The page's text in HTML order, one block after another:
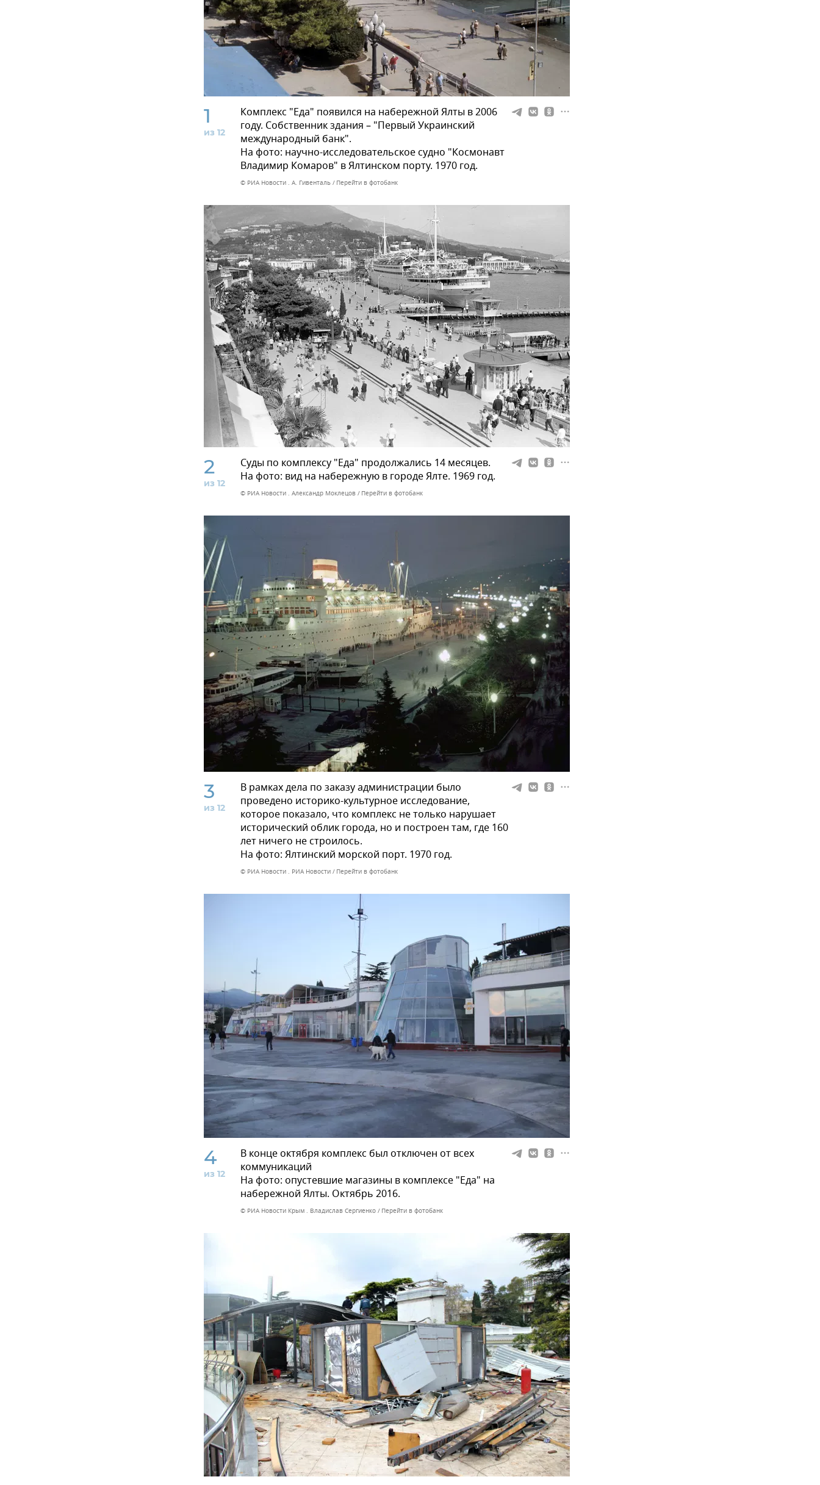
1
из 12
Комплекс "Еда" появился на набережной Ялты в 2006
году. Собственник здания – "Первый Украинский
международный банк".
На фото: научно-исследовательское судно "Космонавт
Владимир Комаров" в Ялтинском порту. 1970 год.
© РИА Новости . А. Гивенталь Перейти в фотобанк
2
из 12
Суды по комплексу "Еда" продолжались 14 месяцев.
На фото: вид на набережную в городе Ялте. 1969 год.
© РИА Новости . Александр Моклецов Перейти в фотобанк
3
из 12
В рамках дела по заказу администрации было
проведено историко-культурное исследование,
которое показало, что комплекс не только нарушает
исторический облик города, но и построен там, где 160
лет ничего не строилось.
На фото: Ялтинский морской порт. 1970 год.
© РИА Новости . РИА Новости Перейти в фотобанк
4
из 12
В конце октября комплекс был отключен от всех
коммуникаций
На фото: опустевшие магазины в комплексе "Еда" на
набережной Ялты. Октябрь 2016.
© РИА Новости Крым . Владислав Сергиенко Перейти в фотобанк